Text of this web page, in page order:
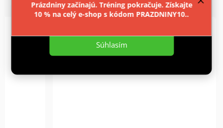
Nastavenie
Súhlasím
Prázdniny začínajú. Tréning pokračuje. Získajte
10 % na celý e-shop s kódom PRAZDNINY10..